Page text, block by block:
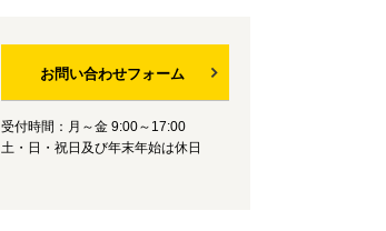
お問い合わせフォーム
受付時間：月～金 9:00～17:00
土・日・祝日及び年末年始は休日